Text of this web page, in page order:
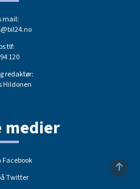
mail:
tlf:
120
redaktør:
Hildonen
medier
Facebook
Twitter